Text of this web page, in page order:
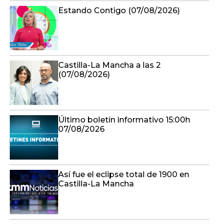
Estando Contigo (07/08/2026)
Castilla-La Mancha a las 2
(07/08/2026)
Último boletín informativo 15:00h
07/08/2026
Así fue el eclipse total de 1900 en
Castilla-La Mancha